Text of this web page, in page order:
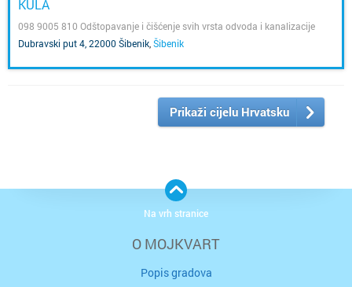
KULA
098 9005 810 Odštopavanje i čišćenje svih vrsta odvoda i kanalizacije
Dubravski put 4, 22000 Šibenik Šibenik
Prikaži cijelu Hrvatsku
O MOJKVART
Popis gradova
Na vrh stranice